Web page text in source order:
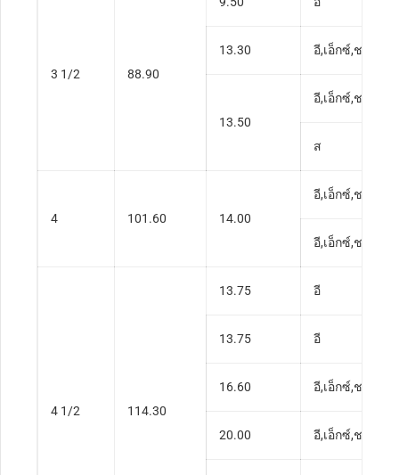
3 1/2 88.90
13.30 อี,เอ็กซ์,ช,ส
13.50
อี,เอ็กซ์,ช
ส
4 101.60 14.00
อี,เอ็กซ์,ช,ส
อี,เอ็กซ์,ช,ส
4 1/2 114.30
13.75 อี
13.75 อี
16.60 อี,เอ็กซ์,ช,ส
20.00 อี,เอ็กซ์,ช,ส